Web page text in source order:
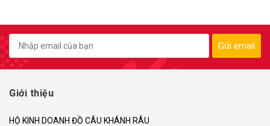
Gửi email
Giới thiệu
HỘ KINH DOANH ĐỒ CÂU KHÁNH RÂU